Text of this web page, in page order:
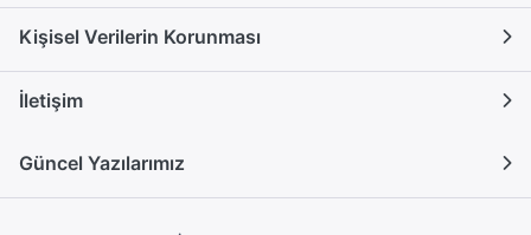
Kişisel Verilerin Korunması
İletişim
Güncel Yazılarımız